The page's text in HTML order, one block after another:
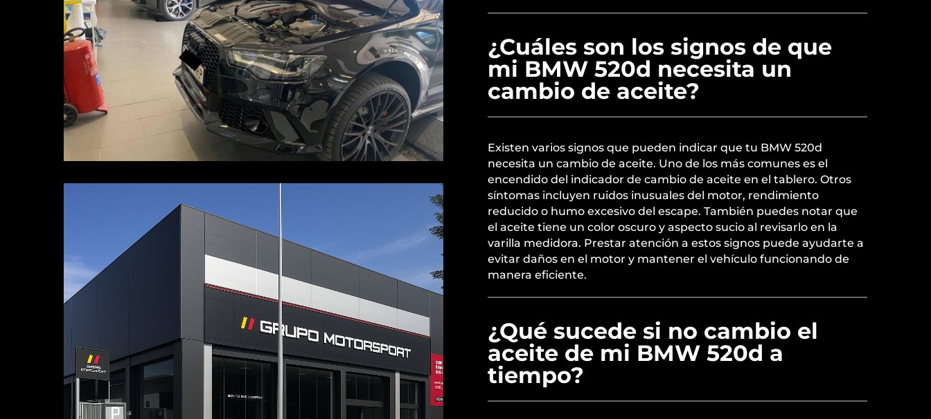
¿Cuáles son los signos de que
mi BMW 520d necesita un
cambio de aceite?
Existen varios signos que pueden indicar que tu BMW 520d
necesita un cambio de aceite. Uno de los más comunes es el
encendido del indicador de cambio de aceite en el tablero. Otros
síntomas incluyen ruidos inusuales del motor, rendimiento
reducido o humo excesivo del escape. También puedes notar que
el aceite tiene un color oscuro y aspecto sucio al revisarlo en la
varilla medidora. Prestar atención a estos signos puede ayudarte a
evitar daños en el motor y mantener el vehículo funcionando de
manera eficiente.
¿Qué sucede si no cambio el
aceite de mi BMW 520d a
tiempo?